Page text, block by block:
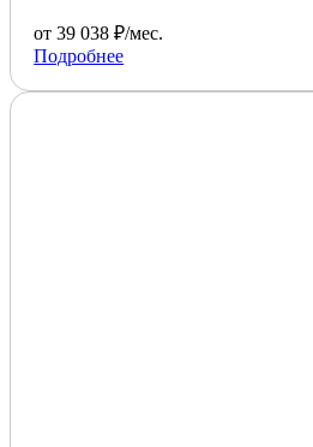
от 39 038 ₽/мес.
Подробнее